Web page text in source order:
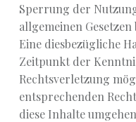
Sperrung der
allgemeinen
Eine diesbezügliche
Zeitpunkt der
Rechtsverletzung
entsprechenden
diese Inhalte